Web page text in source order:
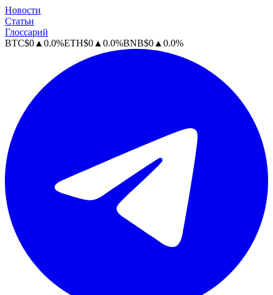
Новости
Статьи
Глоссарий
BTC$0 ▲ 0.0%ETH$0 ▲ 0.0%BNB$0 ▲ 0.0%